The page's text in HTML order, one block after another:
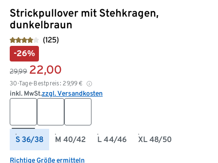
Strickpullover mit Stehkragen,
dunkelbraun
(125)
-26%
29,99 22,00
30-Tage-Bestpreis: 29,99 €
inkl. MwSt.zzgl. Versandkosten
S 36/38 M 40/42 L 44/46 XL 48/50
Richtige Größe ermitteln